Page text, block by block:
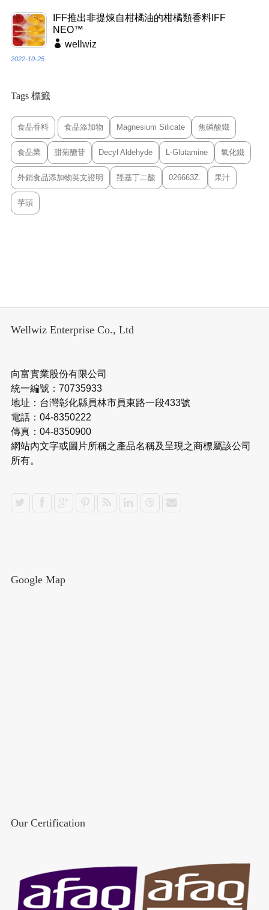
IFF推出非提煉自柑橘油的柑橘類香料IFF
NEO™
wellwiz
2022-10-25
Tags 標籤
食品香料 食品添加物 Magnesium Silicate 焦磷酸鐵
食品業 甜菊醣苷 Decyl Aldehyde L-Glutamine 氧化鐵
外銷食品添加物英文證明 羥基丁二酸 026663Z. 果汁
芋頭
Wellwiz Enterprise Co., Ltd
向富實業股份有限公司
統一編號：70735933
地址：台灣彰化縣員林市員東路一段433號
電話：04-8350222
傳真：04-8350900
網站內文字或圖片所稱之產品名稱及呈現之商標屬該公司
所有。
Google Map
Our Certification